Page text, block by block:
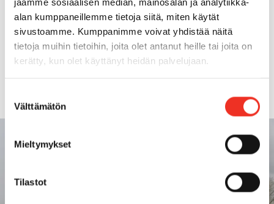
alan kumppaneillemme tietoja siitä, miten käytät
sivustoamme. Kumppanimme voivat yhdistää näitä
tietoja muihin tietoihin, joita olet antanut heille tai joita on
kerätty, kun olet käyttänyt heidän palvelujaan.
valinta
Välttämätön
Mieltymykset
Tilastot
Transportlängd 10,96m
Transportbredd 10,40m